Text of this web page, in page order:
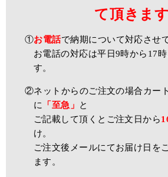
て頂きます
①お電話で納期について対応させ
お電話の対応は平日9時から17
す。
②ネットからのご注文の場合カー
に
「至急」
と
ご記載して頂くとご注文日から
け。
ご注文後メールにてお届け日を
ます。